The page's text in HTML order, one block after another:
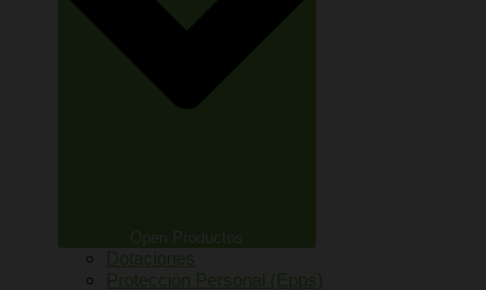
Open Productos
Dotaciones
Protección Personal (Epps)